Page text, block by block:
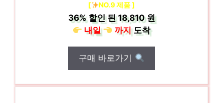
[ NO.9 제품 ]
36%할인 된18,810 원
내일
까지도착
구매 바로가기